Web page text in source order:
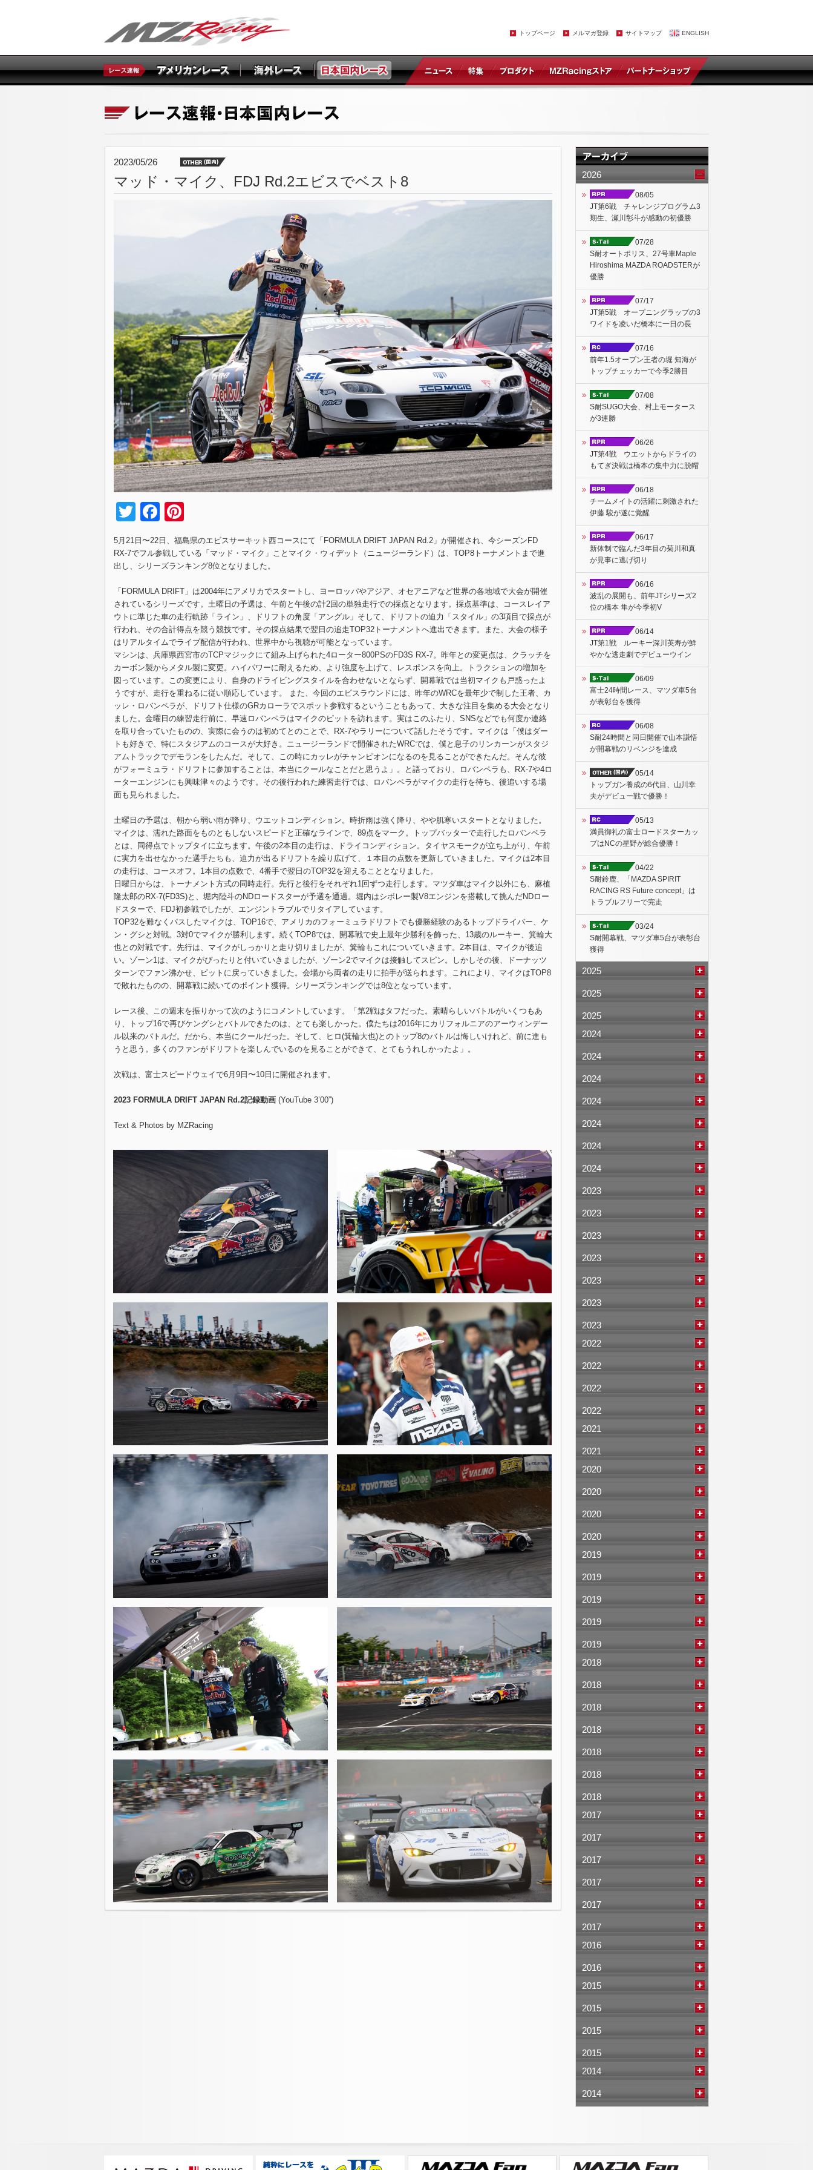
トップページ メルマガ登録 サイトマップ ENGLISH
2023/05/26
マッド・マイク、FDJ Rd.2エビスでベスト8
TwitterFacebook
5月21日〜22日、福島県のエビスサーキット西コースにて「FORMULA DRIFT JAPAN Rd.2」が開催され、今シーズンFD
RX-7でフル参戦している「マッド・マイク」ことマイク・ウィデット（ニュージーランド）は、TOP8トーナメントまで進
出し、シリーズランキング8位となりました。
「FORMULA DRIFT」は2004年にアメリカでスタートし、ヨーロッパやアジア、オセアニアなど世界の各地域で大会が開催
されているシリーズです。土曜日の予選は、午前と午後の計2回の単独走行での採点となります。採点基準は、コースレイア
ウトに準じた車の走行軌跡「ライン」、ドリフトの角度「アングル」そして、ドリフトの迫力「スタイル」の3項目で採点が
行われ、その合計得点を競う競技です。その採点結果で翌日の追走TOP32トーナメントへ進出できます。また、大会の様子
はリアルタイムでライブ配信が行われ、世界中から視聴が可能となっています。
マシンは、兵庫県西宮市のTCPマジックにて組み上げられた4ローター800PSのFD3S RX-7。昨年との変更点は、クラッチを
カーボン製からメタル製に変更。ハイパワーに耐えるため、より強度を上げて、レスポンスを向上。トラクションの増加を
図っています。この変更により、自身のドライビングスタイルを合わせないとならず、開幕戦では当初マイクも戸惑ったよ
うですが、走行を重ねるに従い順応しています。
また、今回のエビスラウンドには、昨年のWRCを最年少で制した王者、カ
ッレ・ロバンペラが、ドリフト仕様のGRカローラでスポット参戦するということもあって、大きな注目を集める大会となり
ました。金曜日の練習走行前に、早速ロバンペラはマイクのピットを訪れます。実はこのふたり、SNSなどでも何度か連絡
を取り合っていたものの、実際に会うのは初めてとのことで、RX-7やラリーについて話したそうです。マイクは「僕はダー
トも好きで、特にスタジアムのコースが大好き。ニュージーランドで開催されたWRCでは、僕と息子のリンカーンがスタジ
アムトラックでデモランをしたんだ。そして、この時にカッレがチャンピオンになるのを見ることができたんだ。そんな彼
がフォーミュラ・ドリフトに参加することは、本当にクールなことだと思うよ」。と語っており、ロバンペラも、RX-7や4ロ
ーターエンジンにも興味津々のようです。その後行われた練習走行では、ロバンペラがマイクの走行を待ち、後追いする場
面も見られました。
土曜日の予選は、朝から弱い雨が降り、ウエットコンディション。時折雨は強く降り、やや肌寒いスタートとなりました。
マイクは、濡れた路面をものともしないスピードと正確なラインで、89点をマーク。トップバッターで走行したロバンペラ
とは、同得点でトップタイに立ちます。午後の2本目の走行は、ドライコンディション。タイヤスモークが立ち上がり、午前
に実力を出せなかった選手たちも、迫力が出るドリフトを繰り広げて、１本目の点数を更新していきました。マイクは2本目
の走行は、コースオフ。1本目の点数で、4番手で翌日のTOP32を迎えることとなりました。
日曜日からは、トーナメント方式の同時走行。先行と後行をそれぞれ1回ずつ走行します。マツダ車はマイク以外にも、麻植
隆太郎のRX-7(FD3S)と、堀内陸斗のNDロードスターが予選を通過。堀内はシボレー製V8エンジンを搭載して挑んだNDロー
ドスターで、FDJ初参戦でしたが、エンジントラブルでリタイアしています。
TOP32を難なくパスしたマイクは、TOP16で、アメリカのフォーミュラドリフトでも優勝経験のあるトップドライバー、ケ
ン・グシと対戦。3対0でマイクが勝利します。続くTOP8では、開幕戦で史上最年少勝利を飾った、13歳のルーキー、箕輪大
也との対戦です。先行は、マイクがしっかりと走り切りましたが、箕輪もこれについていきます。2本目は、マイクが後追
い。ゾーン1は、マイクがぴったりと付いていきましたが、ゾーン2でマイクは接触してスピン。しかしその後、ドーナッツ
ターンでファン沸かせ、ピットに戻っていきました。会場から両者の走りに拍手が送られます。これにより、マイクはTOP8
で敗れたものの、開幕戦に続いてのポイント獲得。シリーズランキングでは8位となっています。
レース後、この週末を振りかって次のようにコメントしています。「第2戦はタフだった。素晴らしいバトルがいくつもあ
り、トップ16で再びケングシとバトルできたのは、とても楽しかった。僕たちは2016年にカリフォルニアのアーウィンデー
ル以来のバトルだ。だから、本当にクールだった。そして、ヒロ(箕輪大也)とのトップ8のバトルは悔しいけれど、前に進も
うと思う。多くのファンがドリフトを楽しんでいるのを見ることができて、とてもうれしかったよ」。
次戦は、富士スピードウェイで6月9日〜10日に開催されます。
2023 FORMULA DRIFT JAPAN Rd.2記録動画 (YouTube 3’00”)
Text & Photos by MZRacing
2026
08/05
JT第6戦 チャレンジプログラム3
期生、瀬川彰斗が感動の初優勝
07/28
S耐オートポリス、27号車Maple
Hiroshima MAZDA ROADSTERが
優勝
07/17
JT第5戦 オープニングラップの3
ワイドを凌いだ橋本に一日の長
07/16
前年1.5オープン王者の堀 知海が
トップチェッカーで今季2勝目
07/08
S耐SUGO大会、村上モータース
が3連勝
06/26
JT第4戦 ウエットからドライの
もてぎ決戦は橋本の集中力に脱帽
06/18
チームメイトの活躍に刺激された
伊藤 駿が遂に覚醒
06/17
新体制で臨んだ3年目の菊川和真
が見事に逃げ切り
06/16
波乱の展開も、前年JTシリーズ2
位の橋本 隼が今季初V
06/14
JT第1戦 ルーキー深川英寿が鮮
やかな逃走劇でデビューウイン
06/09
富士24時間レース、マツダ車5台
が表彰台を獲得
06/08
S耐24時間と同日開催で山本謙悟
が開幕戦のリベンジを達成
05/14
トップガン養成の6代目、山川幸
夫がデビュー戦で優勝！
05/13
満員御礼の富士ロードスターカッ
プはNCの星野が総合優勝！
04/22
S耐鈴鹿、「MAZDA SPIRIT
RACING RS Future concept」は
トラブルフリーで完走
03/24
S耐開幕戦、マツダ車5台が表彰台
獲得
2025
2025
2025
2024
2024
2024
2024
2024
2024
2024
2023
2023
2023
2023
2023
2023
2023
2022
2022
2022
2022
2021
2021
2020
2020
2020
2020
2019
2019
2019
2019
2019
2018
2018
2018
2018
2018
2018
2018
2017
2017
2017
2017
2017
2017
2016
2016
2015
2015
2015
2015
2014
2014